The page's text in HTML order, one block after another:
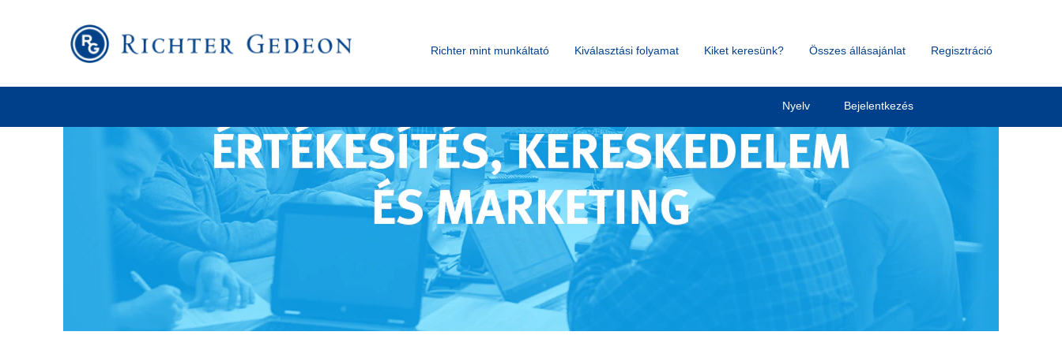
Richter mint munkáltató Kiválasztási folyamat Kiket keresünk? Összes állásajánlat Regisztráció
Nyelv Bejelentkezés
kereskedelem
és
marketing